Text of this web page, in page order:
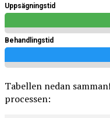
Uppsägningstid
Behandlingstid
Tabellen nedan
processen: